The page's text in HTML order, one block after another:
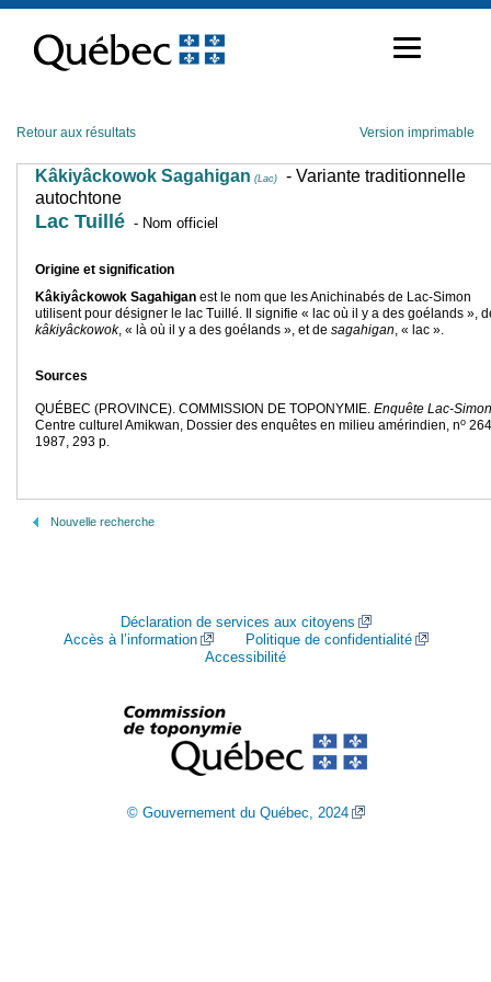
contenu
Retour aux résultats Version imprimable
Kâkiyâckowok Sagahigan (Lac)
- Variante traditionnelle
autochtone
Lac Tuillé - Nom officiel
Origine et signification
Kâkiyâckowok Sagahigan est le nom que les Anichinabés de Lac-Simon
utilisent pour désigner le lac Tuillé. Il signifie « lac où il y a des goélands »,
kâkiyâckowok, « là où il y a des goélands », et de sagahigan, « lac ».
Sources
QUÉBEC (PROVINCE). COMMISSION DE TOPONYMIE. Enquête Lac-Simon
Centre culturel Amikwan, Dossier des enquêtes en milieu amérindien, no
1987, 293 p.
Nouvelle recherche
Déclaration de services aux citoyens
Accès à l’information
Politique de confidentialité
Accessibilité
© Gouvernement du Québec, 2024